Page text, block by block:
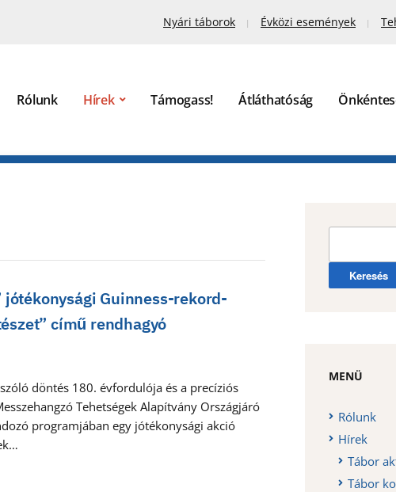
Nyári táborok Évközi események
Rólunk Hírek Támogass! Átláthatóság
jótékonysági Guinness-rekord-
című rendhagyó
döntés 180. évfordulója és a precíziós
Tehetségek Alapítvány Országjáró
programjában egy jótékonysági akció
MENÜ
Rólunk
Hírek
Tábor
Tábor